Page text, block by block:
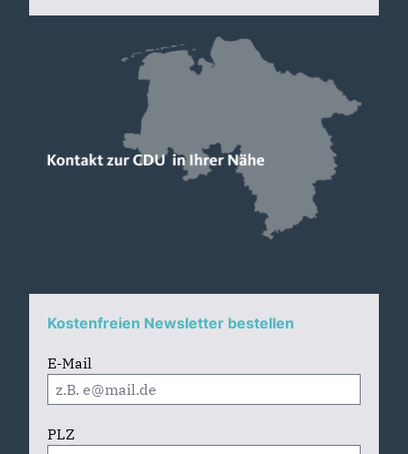
Kostenfreien Newsletter bestellen
E-Mail
PLZ